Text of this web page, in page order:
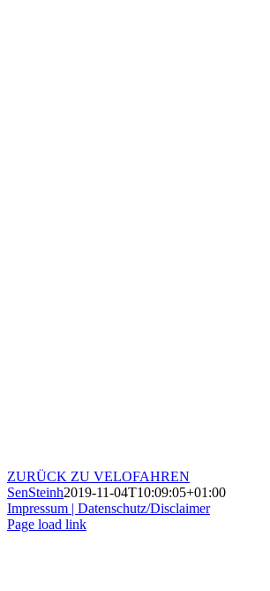
ZURÜCK ZU VELOFAHREN
SenSteinh2019-11-04T10:09:05+01:00
Impressum | Datenschutz/Disclaimer
Page load link